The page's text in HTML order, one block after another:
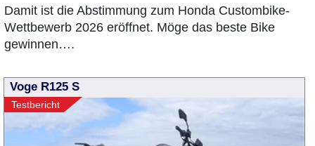
Damit ist die Abstimmung zum Honda Custombike-
Wettbewerb 2026 eröffnet. Möge das beste Bike
gewinnen….
Voge R125 S
Testbericht